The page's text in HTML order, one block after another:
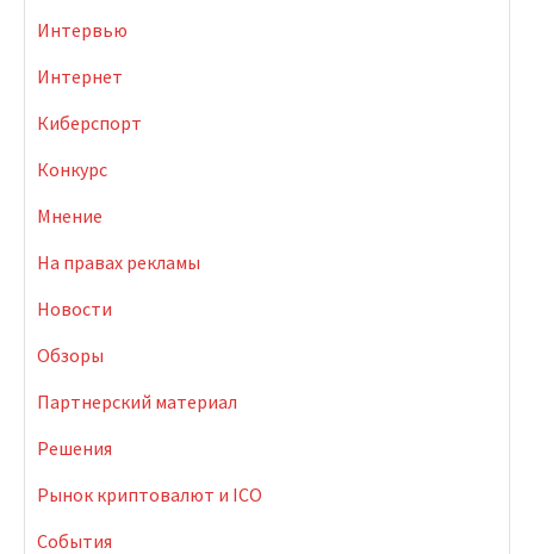
Интервью
Интернет
Киберспорт
Конкурс
Мнение
На правах рекламы
Новости
Обзоры
Партнерский материал
Решения
Рынок криптовалют и ICO
События